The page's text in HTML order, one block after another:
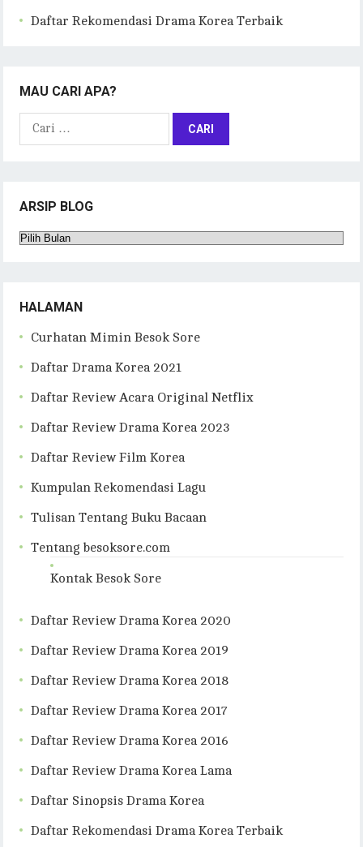
Daftar Rekomendasi Drama Korea Terbaik
MAU CARI APA?
Cari
ARSIP BLOG
Arsip
HALAMAN
Curhatan Mimin Besok Sore
Daftar Drama Korea 2021
Daftar Review Acara Original Netflix
Daftar Review Drama Korea 2023
Daftar Review Film Korea
Kumpulan Rekomendasi Lagu
Tulisan Tentang Buku Bacaan
Tentang besoksore.com
Kontak Besok Sore
Daftar Review Drama Korea 2020
Daftar Review Drama Korea 2019
Daftar Review Drama Korea 2018
Daftar Review Drama Korea 2017
Daftar Review Drama Korea 2016
Daftar Review Drama Korea Lama
Daftar Sinopsis Drama Korea
Daftar Rekomendasi Drama Korea Terbaik